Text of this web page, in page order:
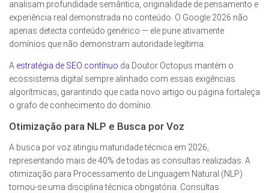
analisam profundidade semântica, originalidade de pensamento e
experiência real demonstrada no conteúdo. O Google 2026 não
apenas detecta conteúdo genérico — ele pune ativamente
domínios que não demonstram autoridade legítima.
A estratégia de SEO contínuo da Doutor Octopus mantém o
ecossistema digital sempre alinhado com essas exigências
algorítmicas, garantindo que cada novo artigo ou página fortaleça
o grafo de conhecimento do domínio.
Otimização para NLP e Busca por Voz
A busca por voz atingiu maturidade técnica em 2026,
representando mais de 40% de todas as consultas realizadas. A
otimização para Processamento de Linguagem Natural (NLP)
tornou-se uma disciplina técnica obrigatória. Consultas